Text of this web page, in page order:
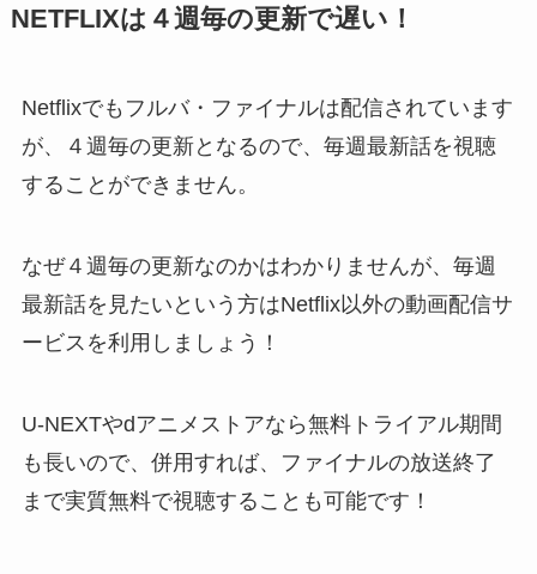
NETFLIXは４週毎の更新で遅い！
Netflixでもフルバ・ファイナルは配信されています
が、４週毎の更新となるので、毎週最新話を視聴
することができません。
なぜ４週毎の更新なのかはわかりませんが、毎週
最新話を見たいという方はNetflix以外の動画配信サ
ービスを利用しましょう！
U-NEXTやdアニメストアなら無料トライアル期間
も長いので、併用すれば、ファイナルの放送終了
まで実質無料で視聴することも可能です！